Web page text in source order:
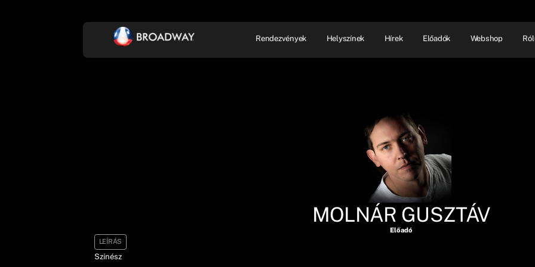
Rendezvények Helyszínek Hírek Előadók Webshop
MOLNÁR GUSZTÁV
Előadó
LEÍRÁS
Színész